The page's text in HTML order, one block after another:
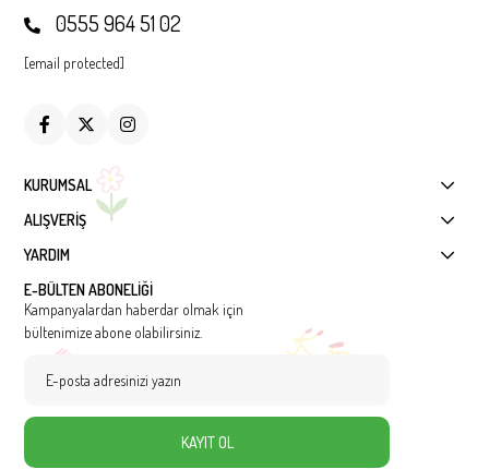
0555 964 51 02
[email protected]
KURUMSAL
ALIŞVERİŞ
YARDIM
E-BÜLTEN ABONELİĞİ
Kampanyalardan haberdar olmak için
bültenimize abone olabilirsiniz.
KAYIT OL